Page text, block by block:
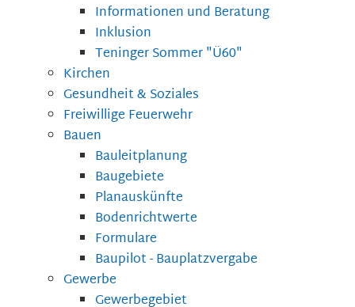
Informationen und Beratung
Inklusion
Teninger Sommer "Ü60"
Kirchen
Gesundheit & Soziales
Freiwillige Feuerwehr
Bauen
Bauleitplanung
Baugebiete
Planauskünfte
Bodenrichtwerte
Formulare
Baupilot - Bauplatzvergabe
Gewerbe
Gewerbegebiet